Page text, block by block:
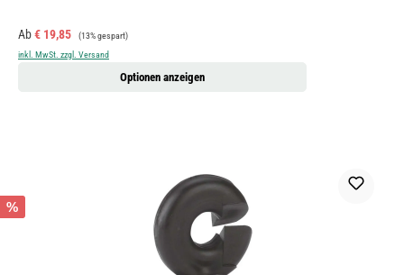
Verkaufspreis:
Ab€ 19,85 Regulärer Preis:
(13% gespart)
inkl. MwSt. zzgl. Versand
Optionen anzeigen
%